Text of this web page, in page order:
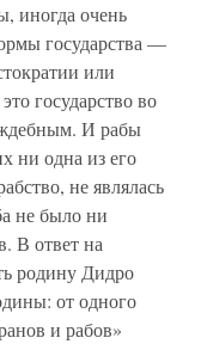
иногда очень
государства —
или
государство во
И рабы
ни одна из его
не являлась
не было ни
В ответ на
родину Дидро
от одного
и рабов»